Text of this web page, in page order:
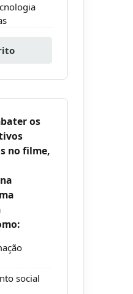
os
no filme,
social